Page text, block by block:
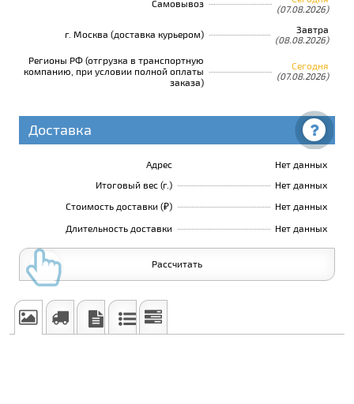
Самовывоз (07.08.2026)
г. Москва (доставка курьером) Завтра
(08.08.2026)
Регионы РФ (отгрузка в транспортную
компанию, при условии полной оплаты
заказа)
Сегодня
(07.08.2026)
Доставка
Адрес
Нет данных
Итоговый вес (г.)
Нет данных
Стоимость доставки (₽)
Нет данных
Длительность доставки
Нет данных
Рассчитать